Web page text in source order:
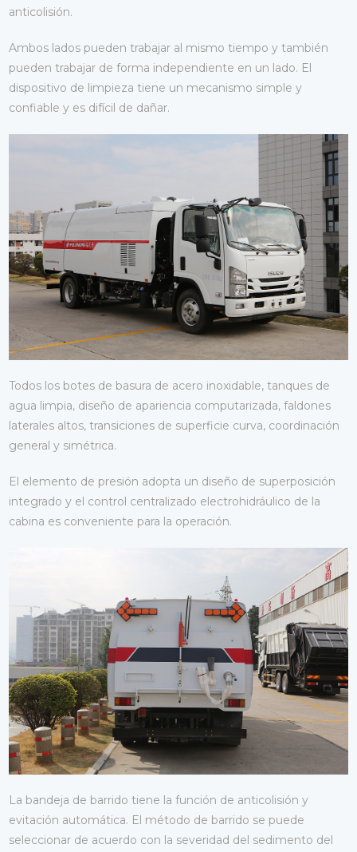
anticolisión.
Ambos lados pueden trabajar al mismo tiempo y también
pueden trabajar de forma independiente en un lado. El
dispositivo de limpieza tiene un mecanismo simple y
confiable y es difícil de dañar.
Todos los botes de basura de acero inoxidable, tanques de
agua limpia, diseño de apariencia computarizada, faldones
laterales altos, transiciones de superficie curva, coordinación
general y simétrica.
El elemento de presión adopta un diseño de superposición
integrado y el control centralizado electrohidráulico de la
cabina es conveniente para la operación.
La bandeja de barrido tiene la función de anticolisión y
evitación automática. El método de barrido se puede
seleccionar de acuerdo con la severidad del sedimento del